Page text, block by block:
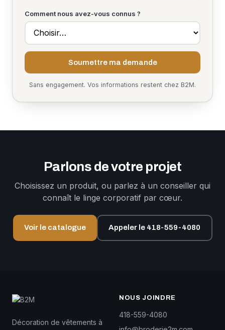
Comment nous avez-vous connus ?
Soumettre ma demande
Sans engagement. Vos informations restent chez B2M.
Parlons de votre projet
Choisissez un produit, ou parlez à un conseiller qui
connaît le linge corporatif par cœur.
Voir le catalogue Appeler le 418-559-4080
Décoration de vêtements à
NOUS JOINDRE
418-559-4080